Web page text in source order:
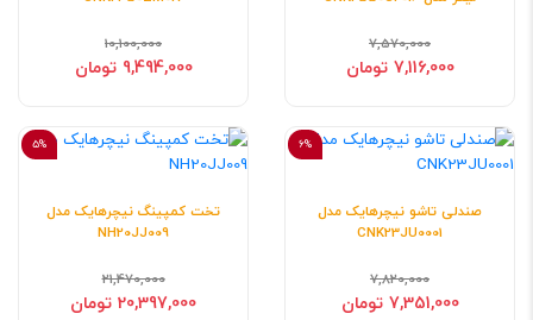
7,570,000
7,116,000 تومان
10,100,000
9,494,000 تومان
6%
صندلی تاشو نیچرهایک مدل
CNK23JU0001
7,820,000
7,351,000 تومان
5%
تخت کمپینگ نیچرهایک مدل
NH20JJ009
21,470,000
20,397,000 تومان